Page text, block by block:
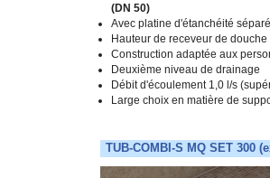
(DN 50)
Avec platine d'étanchéité
Hauteur de receveur de douche
Construction adaptée aux
Deuxième niveau de drainage
Débit d'écoulement 1,0 l/s
Large choix en matière de
TUB-COMBI-S MQ SET 300